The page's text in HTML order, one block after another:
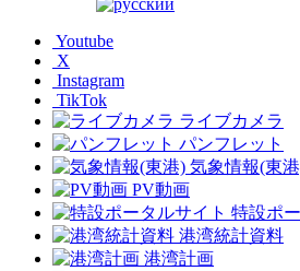
Youtube
X
Instagram
TikTok
ライブカメラ
パンフレット
気象情報(東
PV動画
特設ポ
港湾統計資料
港湾計画